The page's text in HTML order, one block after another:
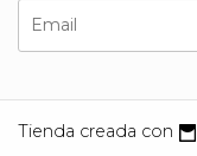
Tienda creada con